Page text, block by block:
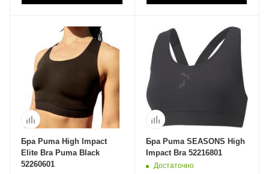
Бра Puma High Impact
Elite Bra Puma Black
52260601
Бра Puma SEASONS High
Impact Bra 52216801
Достаточно